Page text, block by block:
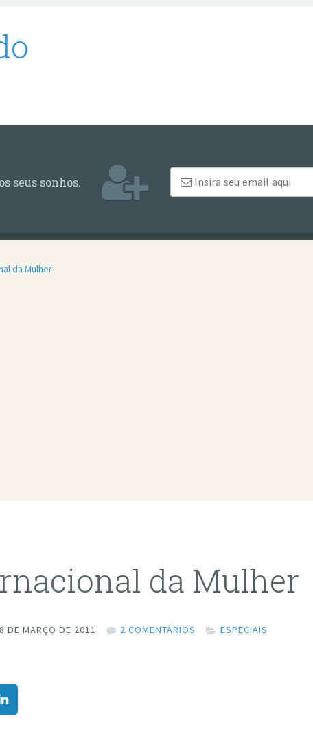
seus sonhos.
da Mulher
da Mulher
8 DE MARÇO DE 2011 2 COMENTÁRIOS ESPECIAIS